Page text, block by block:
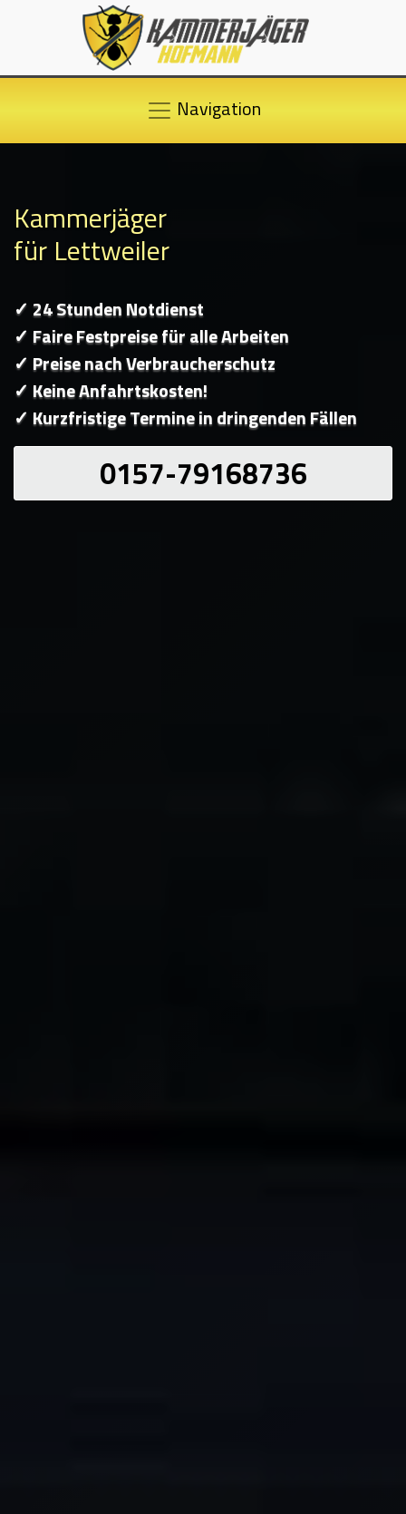
Navigation
Kammerjäger
für Lettweiler
✓ 24 Stunden Notdienst
✓ Faire Festpreise für alle Arbeiten
✓ Preise nach Verbraucherschutz
✓ Keine Anfahrtskosten!
✓ Kurzfristige Termine in dringenden Fällen
0157-79168736